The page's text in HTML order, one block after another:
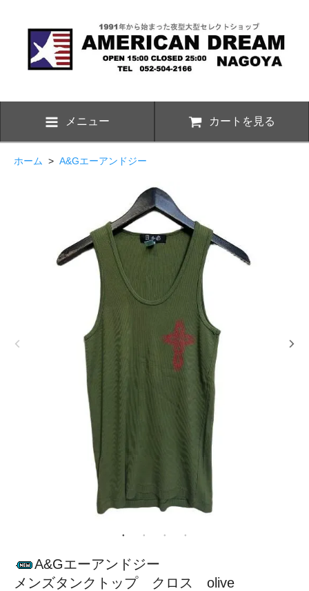
メニュー カートを見る
ホーム > A&Gエーアンドジー
A&Gエーアンドジー
メンズタンクトップ クロス olive